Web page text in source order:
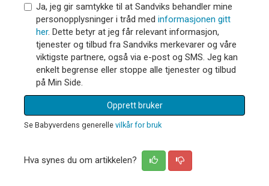
Ja, jeg gir samtykke til at Sandviks behandler mine
personopplysninger i tråd med informasjonen gitt
her. Dette betyr at jeg får relevant informasjon,
tjenester og tilbud fra Sandviks merkevarer og våre
viktigste partnere, også via e-post og SMS. Jeg kan
enkelt begrense eller stoppe alle tjenester og tilbud
på Min Side.
Opprett bruker
Se Babyverdens generelle vilkår for bruk
Hva synes du om artikkelen?